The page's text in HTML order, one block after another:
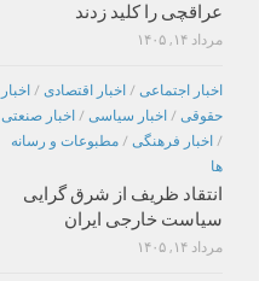
عراقچی را کلید زدند
مرداد ۱۴, ۱۴۰۵
اخبار اجتماعی / اخبار اقتصادی / اخبار
حقوقی / اخبار سیاسی / اخبار صنعتی
/ اخبار فرهنگی / مطبوعات و رسانه
ها
انتقاد ظریف از شرق گرایی
سیاست خارجی ایران
مرداد ۱۴, ۱۴۰۵